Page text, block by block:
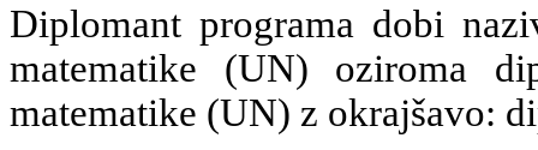
Diplomant programa dobi
matematike (UN) oziroma
matematike (UN) z okrajšavo: